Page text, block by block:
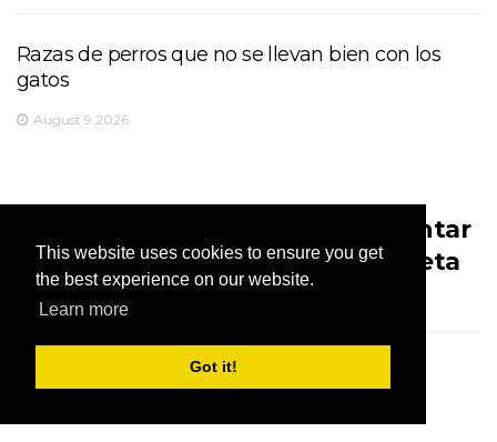
This website uses cookies to ensure you get
the best experience on our website.
Learn more
Got it!
Razas de perros que no se llevan bien con los
gatos
August 9,2026
Los mejores consejos para alimentar
a tu conejo con una dieta completa
August 9,2026
El gato salvajemente enérgico de Bengala